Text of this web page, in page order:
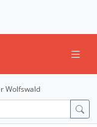
Wolfswald